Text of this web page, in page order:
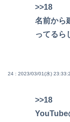
>>18
名前から
ってるら
24 : 2023/03/01(水)
>>18
YouTube